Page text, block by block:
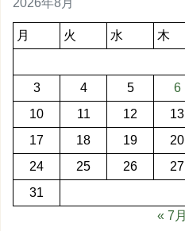
月 火 水 木
3
4 5 6
10
11 12 13
17
18 19 20
24
25 26 27
31
« 7月